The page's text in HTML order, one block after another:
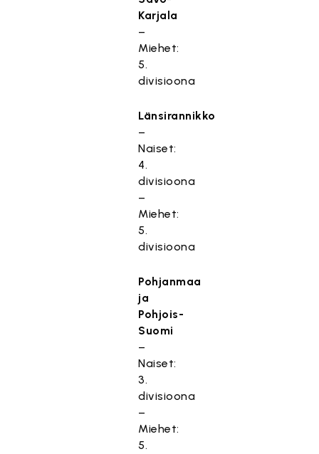
Karjala
–
Miehet:
5.
divisioona
Länsirannikko
–
Naiset:
4.
divisioona
–
Miehet:
5.
divisioona
Pohjanmaa
ja
Pohjois-
Suomi
–
Naiset:
3.
divisioona
–
Miehet:
5.